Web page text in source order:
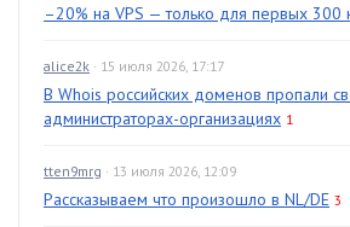
–20% на VPS — только для первых 300
alice2k · 15 июля 2026, 17:17
В Whois российских доменов пропали
администраторах-организациях 1
tten9mrg · 13 июля 2026, 12:09
Рассказываем что произошло в NL/DE 3